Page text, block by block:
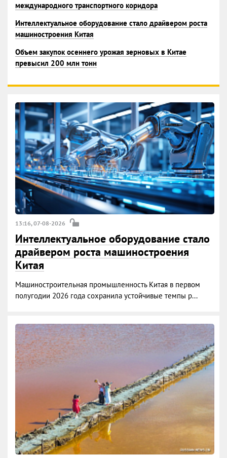
международного транспортного коридора
Интеллектуальное оборудование стало драйвером роста
машиностроения Китая
Объем закупок осеннего урожая зерновых в Китае
превысил 200 млн тонн
13:16, 07-08-2026
Интеллектуальное оборудование стало
драйвером роста машиностроения
Китая
Машиностроительная промышленность Китая в первом
полугодии 2026 года сохранила устойчивые темпы р...